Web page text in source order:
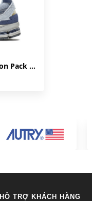
New Balance 2002r Protection Pack Light Arctic Grey Purple M2002RDI
HỖ TRỢ KHÁCH HÀNG